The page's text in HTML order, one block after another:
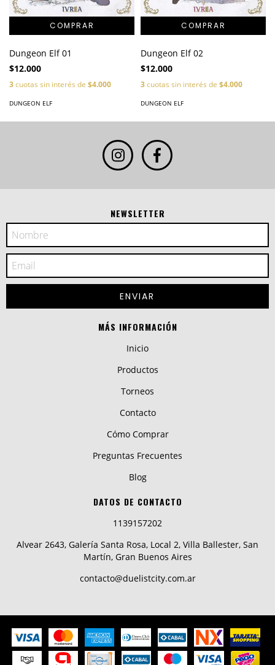
Dungeon Elf 01
$12.000
3cuotas sin interés de $4.000
DUNGEON ELF
Dungeon Elf 02
$12.000
3cuotas sin interés de $4.000
DUNGEON ELF
NEWSLETTER
MÁS INFORMACIÓN
Inicio
Productos
Torneos
Contacto
Cómo Comprar
Preguntas Frecuentes
Blog
DATOS DE CONTACTO
1139157202
Alvear 2643, Galería Santa Rosa, Local 2, Villa Ballester, San
Martín, Gran Buenos Aires
contacto@duelistcity.com.ar